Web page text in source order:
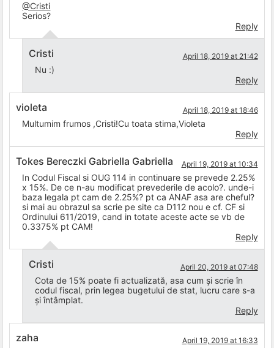
@Cristi
Serios?
Reply
Cristi April 18, 2019 at 21:42
Nu :)
Reply
violeta April 18, 2019 at 18:46
Multumim frumos ,Cristi!Cu toata stima,Violeta
Reply
Tokes Bereczki Gabriella Gabriella April 19, 2019 at 10:34
In Codul Fiscal si OUG 114 in continuare se prevede 2.25%
x 15%. De ce n-au modificat prevederile de acolo?. unde-i
baza legala pt cam de 2.25%? pt ca ANAF asa are cheful?
si mai au obrazul sa scrie pe site ca D112 nou e cf. CF si
Ordinului 611/2019, cand in totate aceste acte se vb de
0.3375% pt CAM!
Reply
Cristi April 20, 2019 at 07:48
Cota de 15% poate fi actualizată, asa cum și scrie în
codul fiscal, prin legea bugetului de stat, lucru care s-a
și întâmplat.
Reply
zaha April 19, 2019 at 16:33